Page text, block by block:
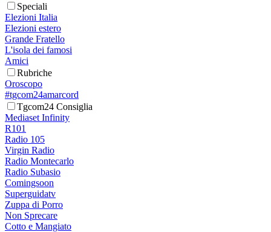
Speciali
Elezioni Italia
Elezioni estero
Grande Fratello
L'isola dei famosi
Amici
Rubriche
Oroscopo
#tgcom24amarcord
Tgcom24 Consiglia
Mediaset Infinity
R101
Radio 105
Virgin Radio
Radio Montecarlo
Radio Subasio
Comingsoon
Superguidatv
Zuppa di Porro
Non Sprecare
Cotto e Mangiato